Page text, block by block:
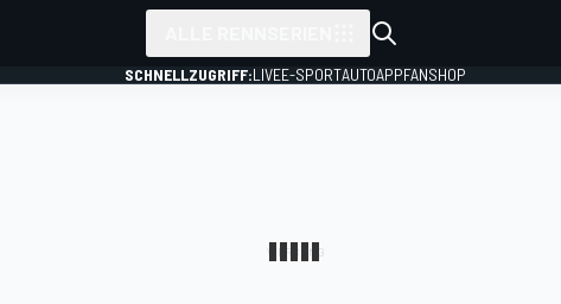
SCHNELLZUGRIFF:LIVEE-SPORTAUTOAPPFANSHOP